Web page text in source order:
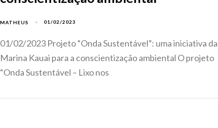
MATHEUS 01/02/2023
01/02/2023 Projeto “Onda Sustentável”: uma iniciativa da
Marina Kauai para a conscientização ambiental O projeto
“Onda Sustentável – Lixo nos